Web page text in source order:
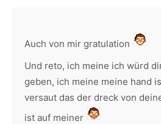
Auch von mir gratulation
Und reto, ich meine ich würd
geben, ich meine meine hand
versaut das der dreck von
ist auf meiner